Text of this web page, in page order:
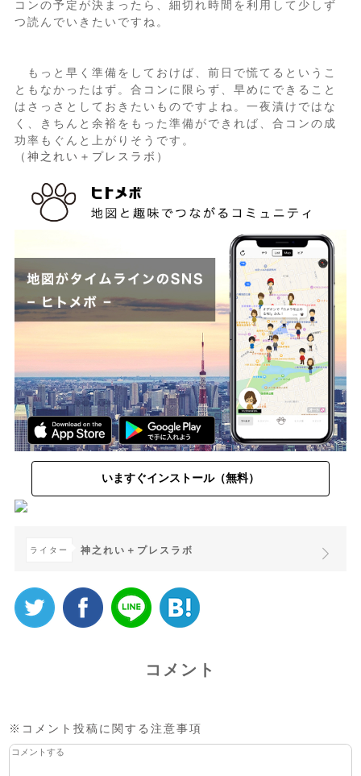
コンの予定が決まったら、細切れ時間を利用して少しず
つ読んでいきたいですね。
もっと早く準備をしておけば、前日で慌てるというこ
ともなかったはず。合コンに限らず、早めにできること
はさっさとしておきたいものですよね。一夜漬けではな
く、きちんと余裕をもった準備ができれば、合コンの成
功率もぐんと上がりそうです。
（神之れい＋プレスラボ）
いますぐインストール（無料）
ライター 神之れい＋プレスラボ
コメント
※コメント投稿に関する注意事項